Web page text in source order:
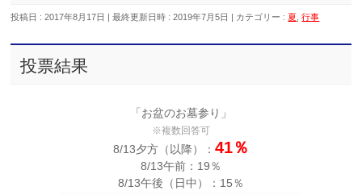
投稿日 : 2017年8月17日 最終更新日時 : 2019年7月5日 カテゴリー :夏 ,行事
投票結果
「お盆のお墓参り」
※複数回答可
8/13夕方（以降）： 41％
8/13午前：19％
8/13午後（日中）：15％